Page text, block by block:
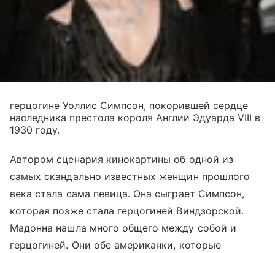
герцогине Уоллис Симпсон, покорившей сердце
наследника престола короля Англии Эдуарда VIII в
1930 году.
Автором сценария кинокартины об одной из
самых скандально известных женщин прошлого
века стала сама певица. Она сыграет Симпсон,
которая позже стала герцогиней Виндзорской.
Мадонна нашла много общего между собой и
герцогиней. Они обе американки, которые